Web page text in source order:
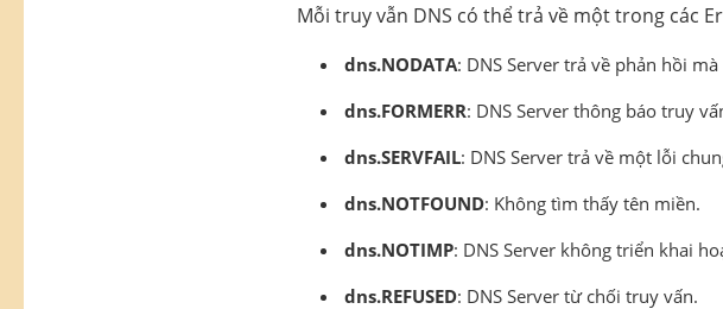
Mỗi truy vẫn DNS có thể trả về một trong các
dns.NODATA: DNS Server trả về phản hồi
dns.FORMERR: DNS Server thông báo truy
dns.SERVFAIL: DNS Server trả về một lỗi
dns.NOTFOUND: Không tìm thấy tên miền.
dns.NOTIMP: DNS Server không triển khai
dns.REFUSED: DNS Server từ chối truy vấn.